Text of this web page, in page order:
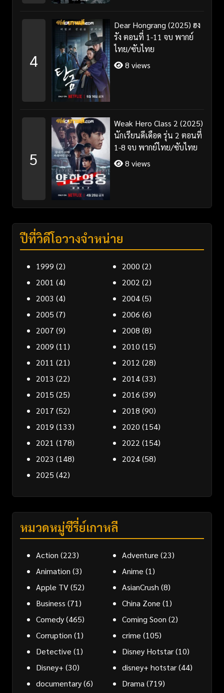
4
Dear Hongrang (2025) ฮง
รัง ตอนที่ 1-11 จบ พากย์
ไทย/ซับไทย
8 views
5
Weak Hero Class 2 (2025)
นักเรียนดีเดือด รุ่น 2 ตอนที่
1-8 จบ พากย์ไทย/ซับไทย
8 views
ปีที่วิดีโอวางจำหน่าย
1999 (2) 2000 (2)
2001 (4) 2002 (2)
2003 (4) 2004(5)
2005 (7) 2006 (6)
2007 (9) 2008 (8)
2009 (11) 2010 (15)
2011 (21) 2012 (28)
2013 (22) 2014(33)
2015 (25) 2016 (39)
2017 (52) 2018 (90)
2019 (133) 2020 (154)
2021 (178) 2022 (154)
2023 (148) 2024(58)
2025 (42)
หมวดหมู่ซีรี่ย์เกาหลี
Action (223) Adventure (23)
Animation (3) Anime (1)
Apple TV(52) AsianCrush (8)
Business (71) China Zone (1)
Comedy(465) Coming Soon (2)
Corruption (1) crime (105)
Detective (1) Disney Hotstar(10)
Disney+ (30) disney+ hotstar(44)
documentary(6) Drama (719)